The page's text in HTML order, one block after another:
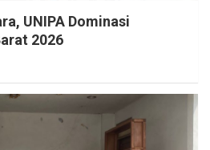
UNIPA Dominasi
2026